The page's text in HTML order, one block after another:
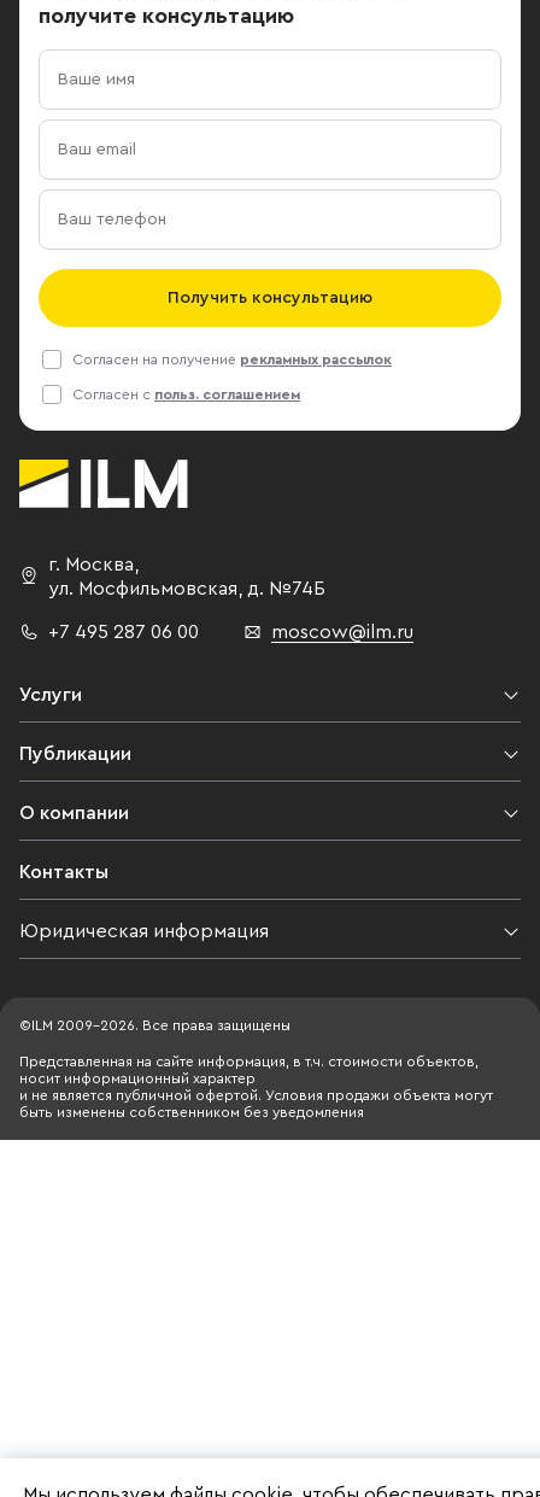
получите консультацию
Получить консультацию
Согласен на получение рекламных рассылок
Согласен с польз. соглашением
г. Москва
ул. Мосфильмовская,
д. №74Б
+7 495 287 06 00 moscow@ilm.ru
Услуги
Публикации
О компании
Контакты
Юридическая информация
©ILM 2009-2026. Все права защищены
Представленная на сайте информация, в т.ч. стоимости объектов,
носит информационный характер
и не является публичной офертой. Условия продажи объекта могут
быть изменены собственником без уведомления